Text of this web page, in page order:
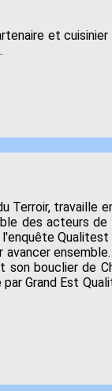
et
Terroir,
des acteurs
bouclier de
Grand Est